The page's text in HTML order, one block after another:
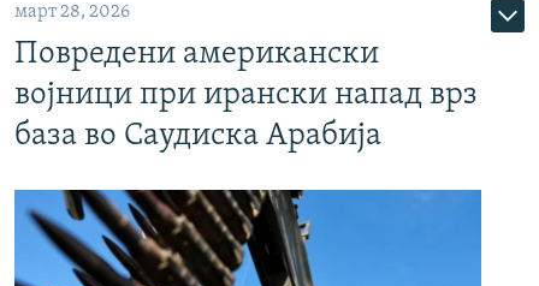
март 28, 2026
Повредени американски
војници при ирански напад врз
база во Саудиска Арабија